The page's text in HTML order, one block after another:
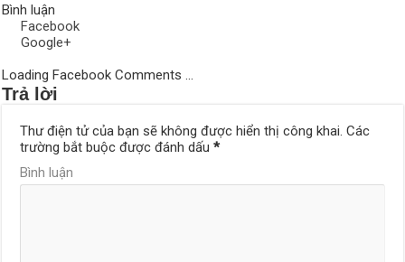
Bình luận
Facebook
Google+
Loading Facebook Comments ...
Trả lời
Thư điện tử của bạn sẽ không được hiển thị công khai. Các
trường bắt buộc được đánh dấu*
Bình luận